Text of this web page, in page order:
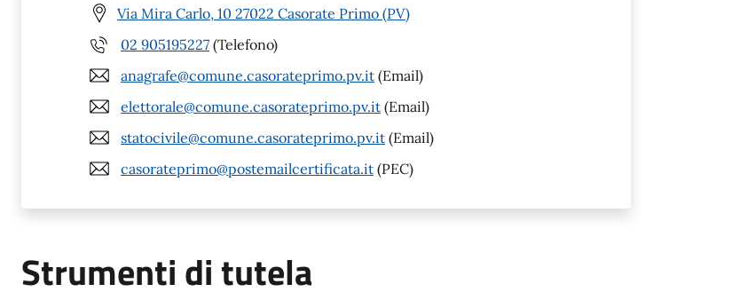
Via Mira Carlo, 10 27022 Casorate Primo (PV)
02 905195227 (Telefono)
anagrafe@comune.casorateprimo.pv.it (Email)
elettorale@comune.casorateprimo.pv.it (Email)
statocivile@comune.casorateprimo.pv.it (Email)
casorateprimo@postemailcertificata.it (PEC)
Strumenti di tutela